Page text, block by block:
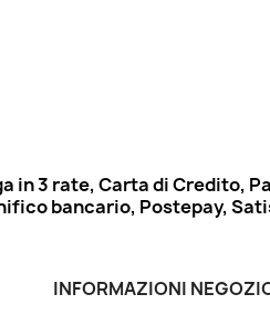
in 3 rate, Carta di Credito,
bancario, Postepay,
INFORMAZIONI